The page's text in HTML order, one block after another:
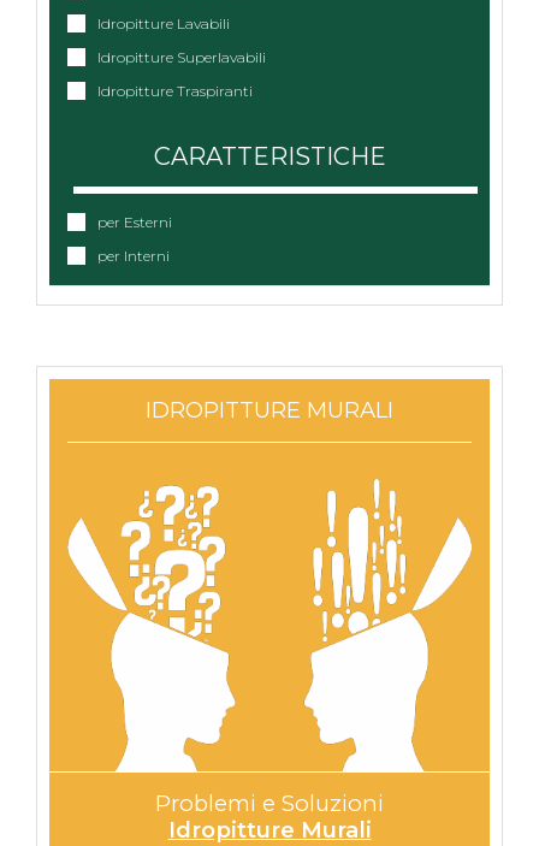
Idropitture Lavabili
Idropitture Superlavabili
Idropitture Traspiranti
CARATTERISTICHE
per Esterni
per Interni
IDROPITTURE MURALI
Problemi e Soluzioni
Idropitture Murali